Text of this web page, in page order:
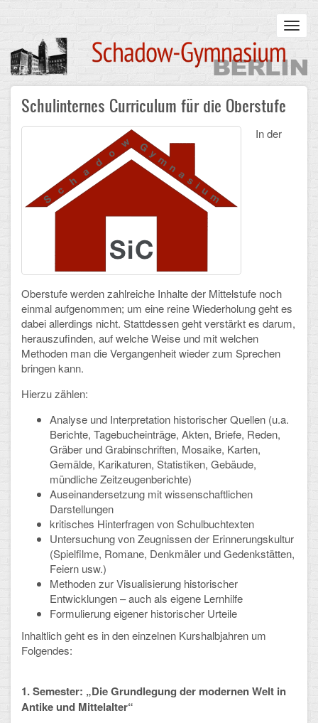
content
Main
navigation
STARTSEITE
Infos zum Schulalltag
Was uns wichtig ist
Sanierung
Historisches
Schulalbum
SCHULLEBEN
Kollegium
Schulleitung
Schülervertretung
Gesamtelternvertretung
Sekretariat
Ganztagsschule
Schulsozialarbeit
Berufsorientierung
Arbeitsgemeinschaften
Elternchor
Schulinternes Curriculum für die Oberstufe
In der
Oberstufe werden zahlreiche Inhalte der Mittelstufe noch
einmal aufgenommen; um eine reine Wiederholung geht es
dabei allerdings nicht. Stattdessen geht verstärkt es darum,
herauszufinden, auf welche Weise und mit welchen
Methoden man die Vergangenheit wieder zum Sprechen
bringen kann.
Hierzu zählen:
Analyse und Interpretation historischer Quellen (u.a.
Berichte, Tagebucheinträge, Akten, Briefe, Reden,
Gräber und Grabinschriften, Mosaike, Karten,
Gemälde, Karikaturen, Statistiken, Gebäude,
mündliche Zeitzeugenberichte)
Auseinandersetzung mit wissenschaftlichen
Darstellungen
kritisches Hinterfragen von Schulbuchtexten
Untersuchung von Zeugnissen der Erinnerungskultur
(Spielfilme, Romane, Denkmäler und Gedenkstätten,
Feiern usw.)
Methoden zur Visualisierung historischer
Entwicklungen – auch als eigene Lernhilfe
Formulierung eigener historischer Urteile
Inhaltlich geht es in den einzelnen Kurshalbjahren um
Folgendes:
1. Semester: „Die Grundlegung der modernen Welt in
Antike und Mittelalter“